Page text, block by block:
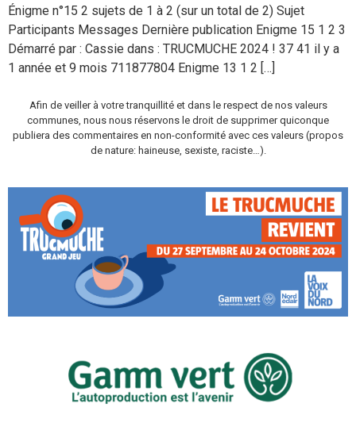
Énigme n°15 2 sujets de 1 à 2 (sur un total de 2) Sujet
Participants Messages Dernière publication Enigme 15 1 2 3
Démarré par : Cassie dans : TRUCMUCHE 2024 ! 37 41 il y a
1 année et 9 mois 711877804 Enigme 13 1 2 […]
Afin de veiller à votre tranquillité et dans le respect de nos valeurs
communes, nous nous réservons le droit de supprimer quiconque
publiera des commentaires en non-conformité avec ces valeurs (propos
de nature: haineuse, sexiste, raciste…).